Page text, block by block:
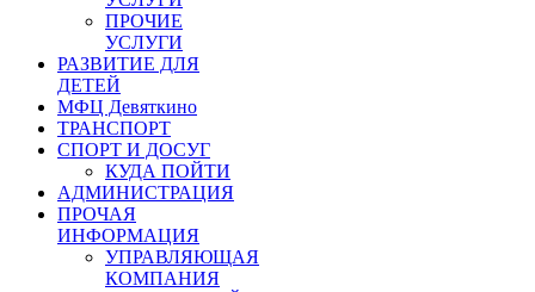
ПРОЧИЕ
УСЛУГИ
РАЗВИТИЕ ДЛЯ
ДЕТЕЙ
МФЦ Девяткино
ТРАНСПОРТ
СПОРТ И ДОСУГ
КУДА ПОЙТИ
АДМИНИСТРАЦИЯ
ПРОЧАЯ
ИНФОРМАЦИЯ
УПРАВЛЯЮЩАЯ
КОМПАНИЯ